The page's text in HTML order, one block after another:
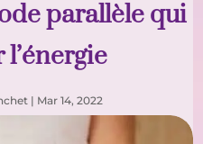
parallèle qui
| Mar 14, 2022